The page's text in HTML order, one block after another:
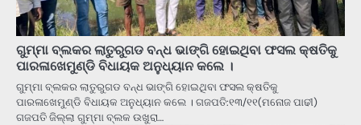
ଗୁମ୍ମା ବ୍ଲକର ଲାତୁରୁଗଡ ବନ୍ଧ ଭାଙ୍ଗି ହୋଇଥିବା ଫସଲ କ୍ଷତିକୁ
ପାରଳାଖେମୁଣ୍ଡି ବିଧାୟକ ଅନୁଧ୍ୟାନ କଲେ ।
ଗୁମ୍ମା ବ୍ଲକର ଲାତୁରୁଗଡ ବନ୍ଧ ଭାଙ୍ଗି ହୋଇଥିବା ଫସଲ କ୍ଷତିକୁ
ପାରଳାଖେମୁଣ୍ଡି ବିଧାୟକ ଅନୁଧ୍ୟାନ କଲେ । ଗଜପତି:୧୩/୧୧(ମନୋଜ ପାଢୀ)
ଗଜପତି ଜିଲ୍ଲା ଗୁମ୍ମା ବ୍ଲକ ଉଖୁରା…